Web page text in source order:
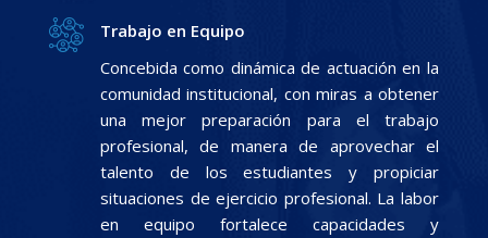
Trabajo en Equipo
Concebida como dinámica de actuación en la
comunidad institucional, con miras a obtener
una mejor preparación para el trabajo
profesional, de manera de aprovechar el
talento de los estudiantes y propiciar
situaciones de ejercicio profesional. La labor
en equipo fortalece capacidades y